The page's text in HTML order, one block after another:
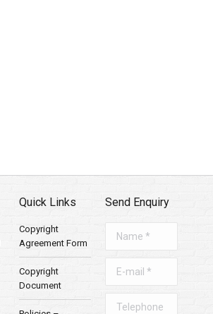
Quick Links
Copyright
Agreement Form
Copyright
Document
Send Enquiry